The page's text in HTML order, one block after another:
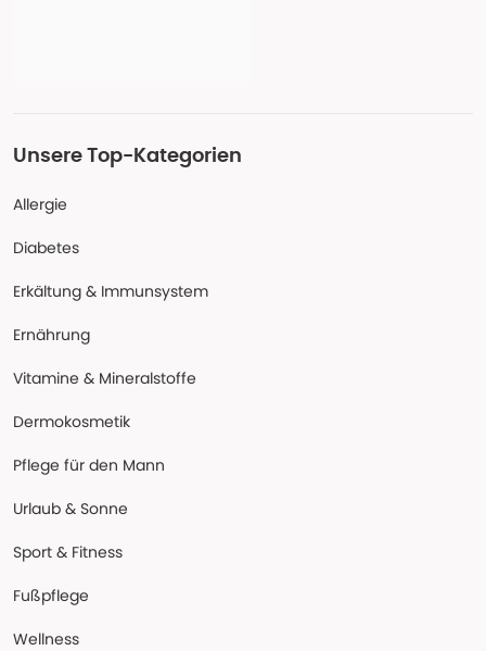
Unsere Top-Kategorien
Allergie
Diabetes
Erkältung & Immunsystem
Ernährung
Vitamine & Mineralstoffe
Dermokosmetik
Pflege für den Mann
Urlaub & Sonne
Sport & Fitness
Fußpflege
Wellness